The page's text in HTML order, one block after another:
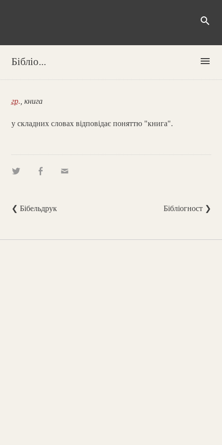
search
Бібліо... menu
гр. , книга
у складних словах відповідає поняттю "книга".
❮ Бібельдрук Бібліогност ❯